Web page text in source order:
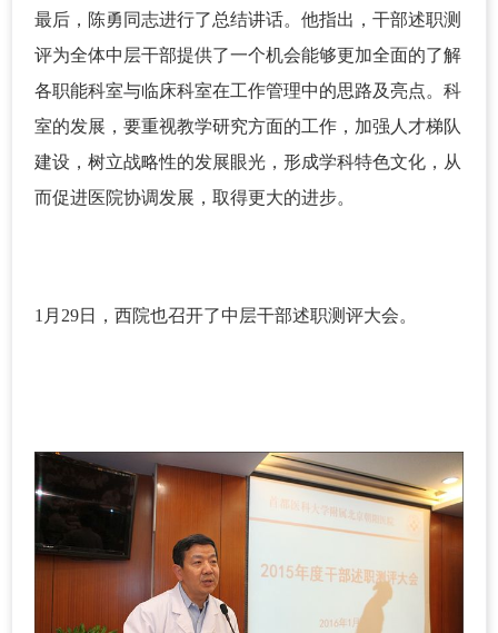
最后，陈勇同志进行了总结讲话。他指出，干部述职测
评为全体中层干部提供了一个机会能够更加全面的了解
各职能科室与临床科室在工作管理中的思路及亮点。科
室的发展，要重视教学研究方面的工作，加强人才梯队
建设，树立战略性的发展眼光，形成学科特色文化，从
而促进医院协调发展，取得更大的进步。
1月29日，西院也召开了中层干部述职测评大会。